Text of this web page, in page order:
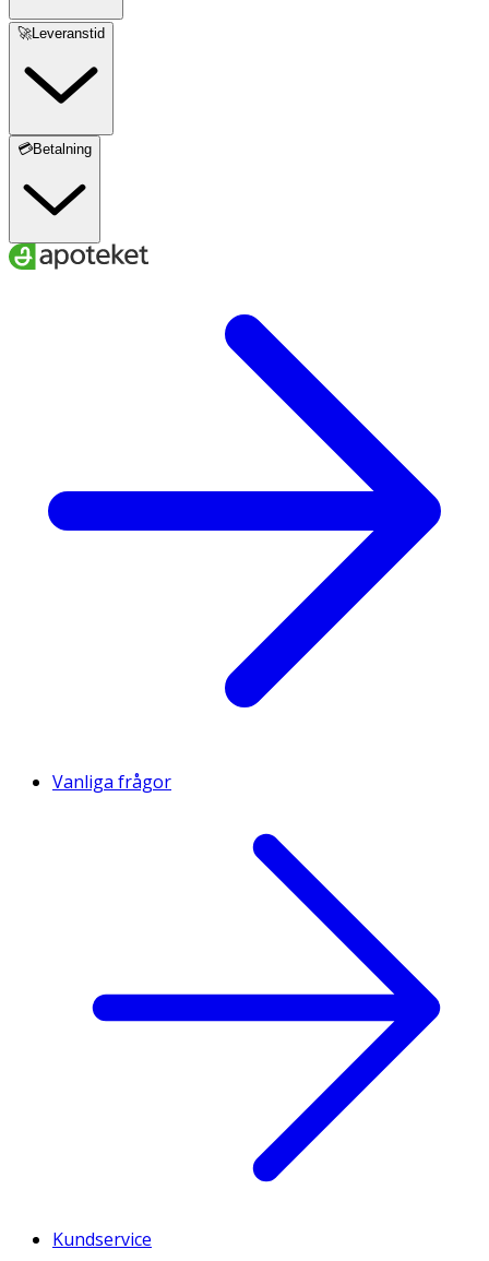
🚀Leveranstid
💳Betalning
Vanliga frågor
Kundservice